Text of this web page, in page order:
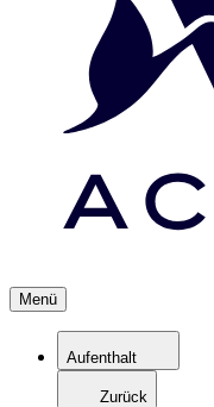
Menü
Aufenthalt
Zurück